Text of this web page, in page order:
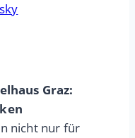
Graz:
nicht nur für